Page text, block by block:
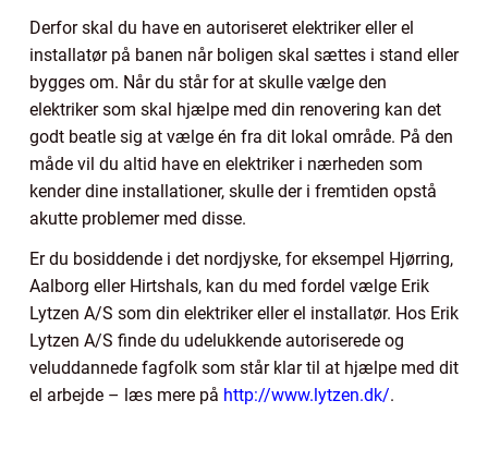
Derfor skal du have en autoriseret elektriker eller el
installatør på banen når boligen skal sættes i stand eller
bygges om. Når du står for at skulle vælge den
elektriker som skal hjælpe med din renovering kan det
godt beatle sig at vælge én fra dit lokal område. På den
måde vil du altid have en elektriker i nærheden som
kender dine installationer, skulle der i fremtiden opstå
akutte problemer med disse.
Er du bosiddende i det nordjyske, for eksempel Hjørring,
Aalborg eller Hirtshals, kan du med fordel vælge Erik
Lytzen A/S som din elektriker eller el installatør. Hos Erik
Lytzen A/S finde du udelukkende autoriserede og
veluddannede fagfolk som står klar til at hjælpe med dit
el arbejde – læs mere på http://www.lytzen.dk/.